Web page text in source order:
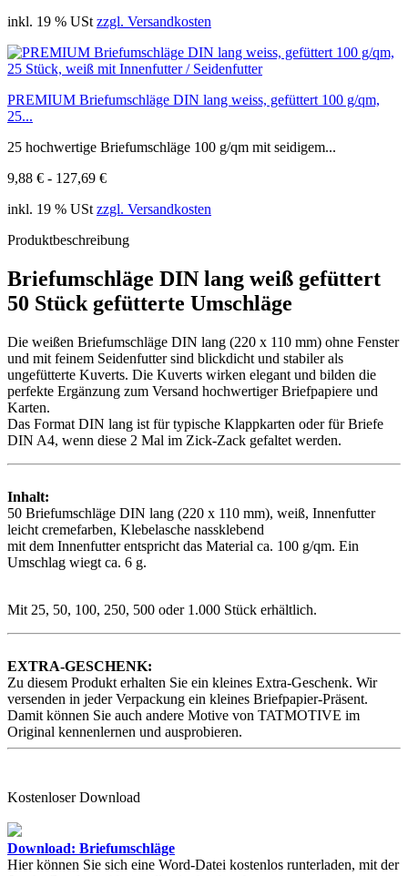
inkl. 19 % USt zzgl. Versandkosten
PREMIUM Briefumschläge DIN lang weiss, gefüttert 100 g/qm,
25...
25 hochwertige Briefumschläge 100 g/qm mit seidigem...
9,88 € - 127,69 €
inkl. 19 % USt zzgl. Versandkosten
Produktbeschreibung
Briefumschläge DIN lang weiß gefüttert
50 Stück gefütterte Umschläge
Die weißen Briefumschläge DIN lang (220 x 110 mm) ohne Fenster
und mit feinem Seidenfutter sind blickdicht und stabiler als
ungefütterte Kuverts. Die Kuverts wirken elegant und bilden die
perfekte Ergänzung zum Versand hochwertiger Briefpapiere und
Karten.
Das Format DIN lang ist für typische Klappkarten oder für Briefe
DIN A4, wenn diese 2 Mal im Zick-Zack gefaltet werden.
Inhalt:
50 Briefumschläge DIN lang (220 x 110 mm), weiß, Innenfutter
leicht cremefarben, Klebelasche nassklebend
mit dem Innenfutter entspricht das Material ca. 100 g/qm. Ein
Umschlag wiegt ca. 6 g.
Mit 25, 50, 100, 250, 500 oder 1.000 Stück erhältlich.
EXTRA-GESCHENK:
Zu diesem Produkt erhalten Sie ein kleines Extra-Geschenk. Wir
versenden in jeder Verpackung ein kleines Briefpapier-Präsent.
Damit können Sie auch andere Motive von TATMOTIVE im
Original kennenlernen und ausprobieren.
Kostenloser Download
Download: Briefumschläge
Hier können Sie sich eine Word-Datei kostenlos runterladen, mit der